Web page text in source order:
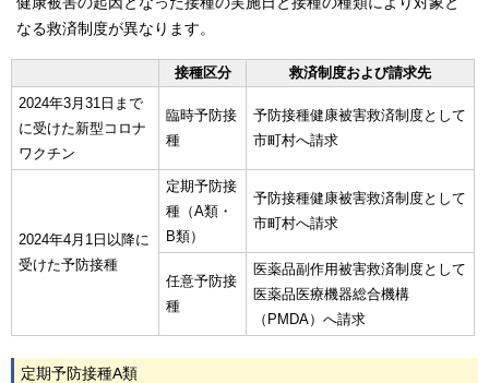
なる救済制度が異なります。
接種区分
救済制度および請求先
2024年3月31日まで
に受けた新型コロナ
ワクチン
臨時予防接
種
予防接種健康被害救済制度として
市町村へ請求
2024年4月1日以降に
受けた予防接種
定期予防接
種（A類・
B類）
予防接種健康被害救済制度として
市町村へ請求
任意予防接
種
医薬品副作用被害救済制度として
医薬品医療機器総合機構
（PMDA）へ請求
定期予防接種A類